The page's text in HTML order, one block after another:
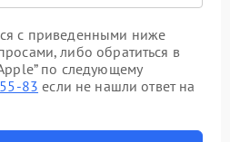
с приведенными ниже
либо обратиться в
по следующему
83 если не нашли ответ на